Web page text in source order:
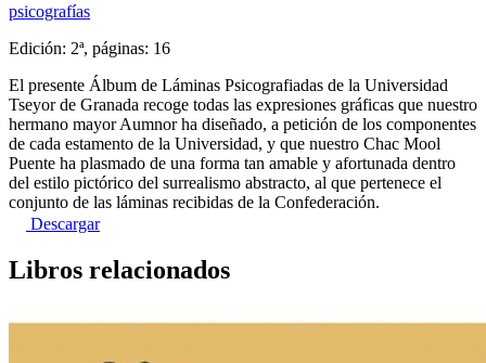
psicografías
Edición: 2ª, páginas: 16
El presente Álbum de Láminas Psicografiadas de la Universidad
Tseyor de Granada recoge todas las expresiones gráficas que nuestro
hermano mayor Aumnor ha diseñado, a petición de los componentes
de cada estamento de la Universidad, y que nuestro Chac Mool
Puente ha plasmado de una forma tan amable y afortunada dentro
del estilo pictórico del surrealismo abstracto, al que pertenece el
conjunto de las láminas recibidas de la Confederación.
Descargar
Libros relacionados